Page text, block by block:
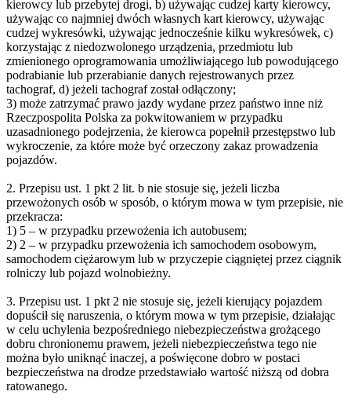
kierowcy lub przebytej drogi, b) używając cudzej karty kierowcy,
używając co najmniej dwóch własnych kart kierowcy, używając
cudzej wykresówki, używając jednocześnie kilku wykresówek, c)
korzystając z niedozwolonego urządzenia, przedmiotu lub
zmienionego oprogramowania umożliwiającego lub powodującego
podrabianie lub przerabianie danych rejestrowanych przez
tachograf, d) jeżeli tachograf został odłączony;
3) może zatrzymać prawo jazdy wydane przez państwo inne niż
Rzeczpospolita Polska za pokwitowaniem w przypadku
uzasadnionego podejrzenia, że kierowca popełnił przestępstwo lub
wykroczenie, za które może być orzeczony zakaz prowadzenia
pojazdów.
2. Przepisu ust. 1 pkt 2 lit. b nie stosuje się, jeżeli liczba
przewożonych osób w sposób, o którym mowa w tym przepisie, nie
przekracza:
1) 5 – w przypadku przewożenia ich autobusem;
2) 2 – w przypadku przewożenia ich samochodem osobowym,
samochodem ciężarowym lub w przyczepie ciągniętej przez ciągnik
rolniczy lub pojazd wolnobieżny.
3. Przepisu ust. 1 pkt 2 nie stosuje się, jeżeli kierujący pojazdem
dopuścił się naruszenia, o którym mowa w tym przepisie, działając
w celu uchylenia bezpośredniego niebezpieczeństwa grożącego
dobru chronionemu prawem, jeżeli niebezpieczeństwa tego nie
można było uniknąć inaczej, a poświęcone dobro w postaci
bezpieczeństwa na drodze przedstawiało wartość niższą od dobra
ratowanego.